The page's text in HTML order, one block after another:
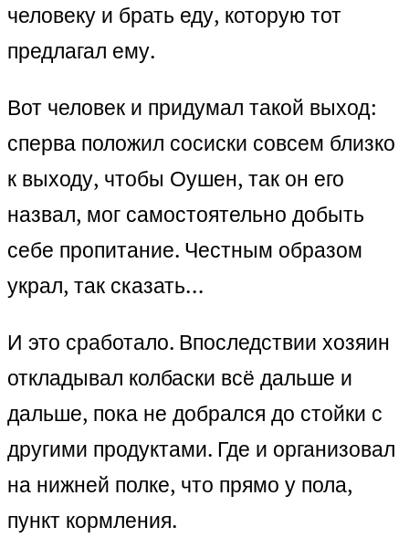
человеку и брать еду, которую тот
предлагал ему.
Вот человек и придумал такой выход:
сперва положил сосиски совсем близко
к выходу, чтобы Оушен, так он его
назвал, мог самостоятельно добыть
себе пропитание. Честным образом
украл, так сказать…
И это сработало. Впоследствии хозяин
откладывал колбаски всё дальше и
дальше, пока не добрался до стойки с
другими продуктами. Где и организовал
на нижней полке, что прямо у пола,
пункт кормления.